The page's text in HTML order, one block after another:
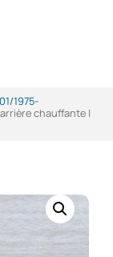
1975-
chauffante |